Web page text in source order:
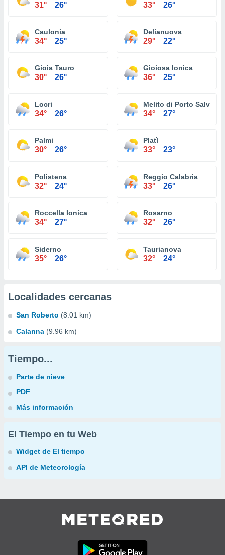
31° 26° 33° 26°
Caulonia
34° 25°
Delianuova
29° 22°
Gioia Tauro
30° 26°
Gioiosa Ionica
36° 25°
Locri
34° 26°
Melito di Porto Salvo
34° 27°
Palmi
30° 26°
Platì
33° 23°
Polistena
32° 24°
Reggio Calabria
33° 26°
Roccella Ionica
34° 27°
Rosarno
32° 26°
Siderno
35° 26°
Taurianova
32° 24°
Localidades cercanas
San Roberto (8.01 km)
Calanna (9.96 km)
Tiempo...
Parte de nieve
PDF
Más información
El Tiempo en tu Web
Widget de El tiempo
API de Meteorología